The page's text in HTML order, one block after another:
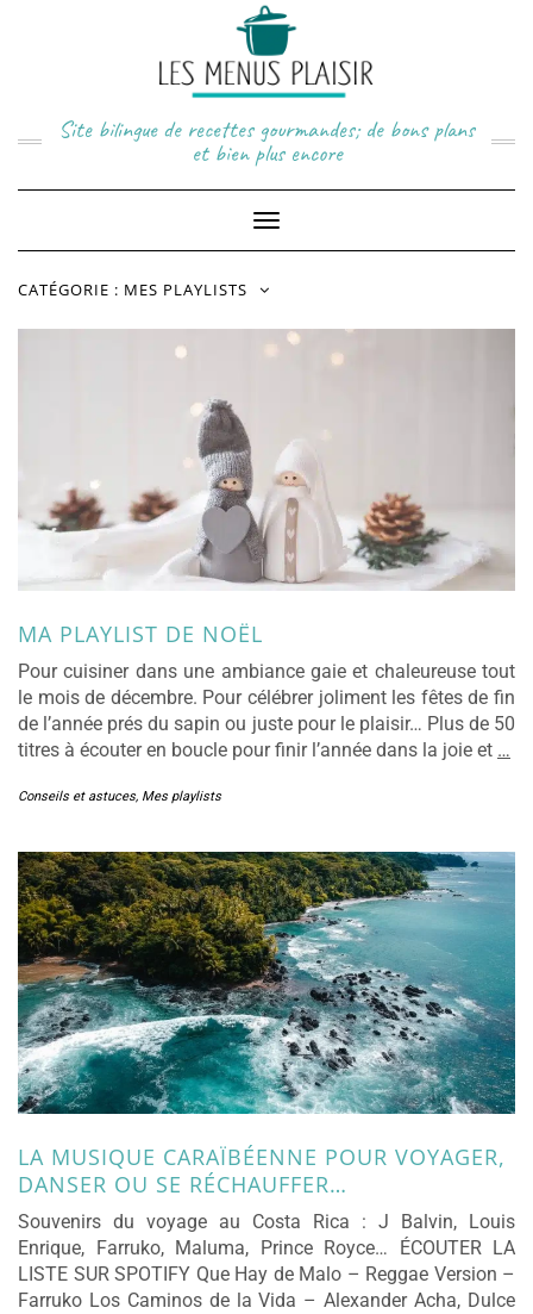
Site bilingue de recettes gourmandes; de bons plans
et bien plus encore
Toggle
Navigation
CATÉGORIE : MES PLAYLISTS
MA PLAYLIST DE NOËL
Pour cuisiner dans une ambiance gaie et chaleureuse tout
le mois de décembre. Pour célébrer joliment les fêtes de fin
de l’année prés du sapin ou juste pour le plaisir… Plus de 50
titres à écouter en boucle pour finir l’année dans la joie et …
Conseils et astuces, Mes playlists
LA MUSIQUE CARAÏBÉENNE POUR VOYAGER,
DANSER OU SE RÉCHAUFFER…
Souvenirs du voyage au Costa Rica : J Balvin, Louis
Enrique, Farruko, Maluma, Prince Royce… ÉCOUTER LA
LISTE SUR SPOTIFY Que Hay de Malo – Reggae Version –
Farruko Los Caminos de la Vida – Alexander Acha, Dulce